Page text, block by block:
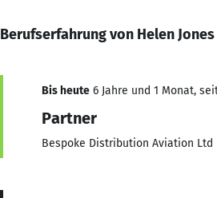
Berufserfahrung von Helen Jones
Bis heute 6 Jahre und 1 Monat,
Partner
Bespoke Distribution Aviation Ltd